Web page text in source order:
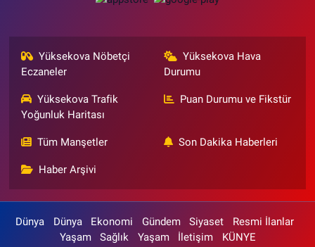
Yüksekova Nöbetçi
Eczaneler
Yüksekova Hava
Durumu
Yüksekova Trafik
Yoğunluk Haritası
Puan Durumu ve Fikstür
Tüm Manşetler Son Dakika Haberleri
Haber Arşivi
Dünya Dünya Ekonomi Gündem Siyaset
Resmi İlanlar
Yaşam
Sağlık Yaşam İletişim KÜNYE